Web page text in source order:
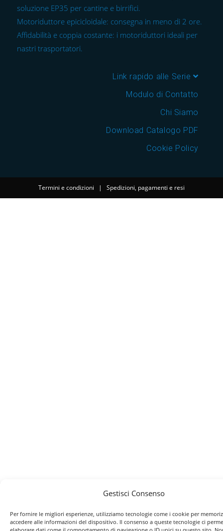
Gestisci Consenso
Per fornire le migliori esperienze, utilizziamo tecnologie come i cookie per
accedere alle informazioni del dispositivo. Il consenso a queste tecnologie ci
soluzione EP35 per cantine e birrifici.
Motoriduttore epicicloidale: consegna in meno di 2 ore.
Affidabilità e coppia costante: i motoriduttori ideali per
nastri trasportatori.
Link rapido alle Serie
Modulo di Contatto
Chi Siamo
Download Catalogo PDF
Cookie Policy
Termini e condizioni | Spedizioni, pagamenti e resi